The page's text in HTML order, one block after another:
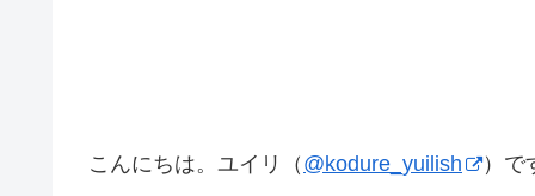
こんにちは。ユイリ（ @kodure_yuilish ）で